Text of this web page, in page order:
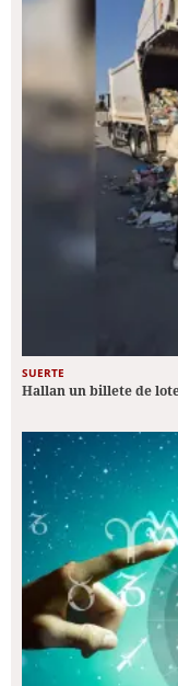
SUERTE
Hallan un billete de